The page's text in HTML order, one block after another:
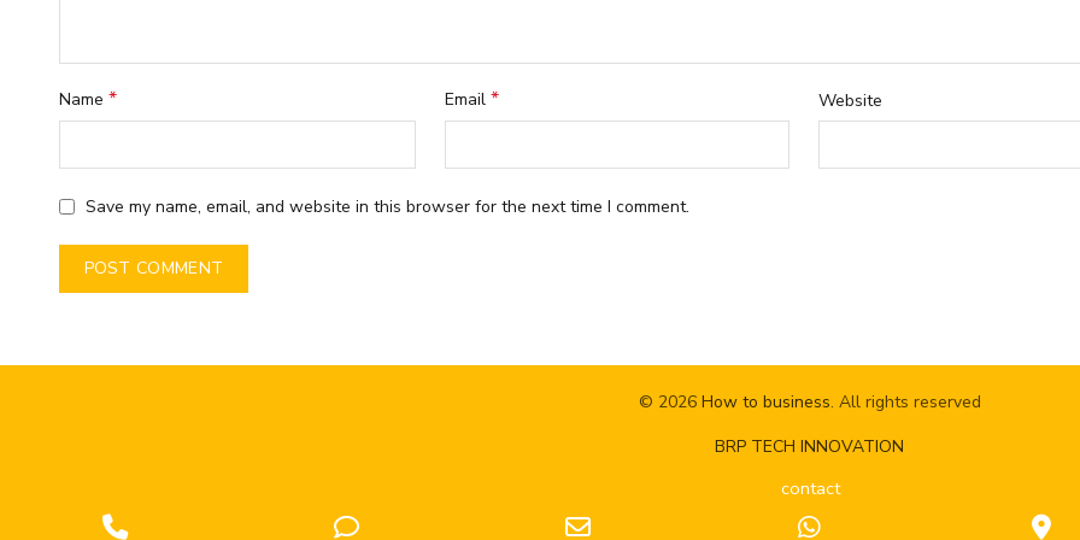
Name * Email * Website
Save my name, email, and website in this browser for the next time I comment.
© 2026 How to business. All rights reserved
BRP TECH INNOVATION
contact